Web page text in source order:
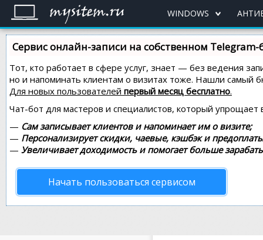
WINDOWS
Сервис онлайн-записи на собственном Telegram-
Тот, кто работает в сфере услуг, знает — без ведения
но и напоминать клиентам о визитах тоже. Нашли самый
Для новых пользователей первый месяц бесплатно.
Чат-бот для мастеров и специалистов, который упрощает
— Сам записывает клиентов и напоминает им о визите;
— Персонализирует скидки, чаевые, кэшбэк и
— Увеличивает доходимость и помогает больше
Начать пользоваться сервисом